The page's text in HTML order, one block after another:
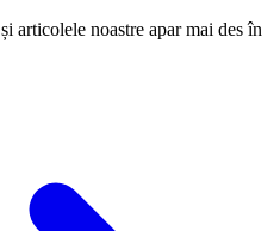
și articolele noastre apar mai des în